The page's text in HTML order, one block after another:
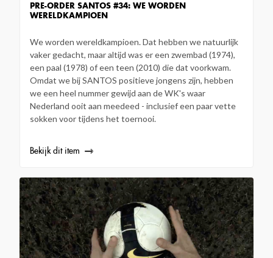
PRE-ORDER SANTOS #34: WE WORDEN
WERELDKAMPIOEN
We worden wereldkampioen. Dat hebben we natuurlijk
vaker gedacht, maar altijd was er een zwembad (1974),
een paal (1978) of een teen (2010) die dat voorkwam.
Omdat we bij SANTOS positieve jongens zijn, hebben
we een heel nummer gewijd aan de WK's waar
Nederland ooit aan meedeed - inclusief een paar vette
sokken voor tijdens het toernooi.
Bekijk dit item